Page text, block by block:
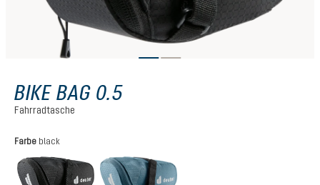
BIKE BAG 0.5
Fahrradtasche
Farbeauswählen
black
black